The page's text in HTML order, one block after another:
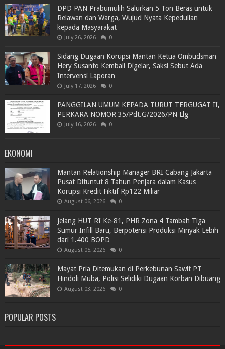
DPD PAN Prabumulih Salurkan 5 Ton Beras untuk
Relawan dan Warga, Wujud Nyata Kepedulian
kepada Masyarakat
July 26, 2026 0
Sidang Dugaan Korupsi Mantan Ketua Ombudsman
Hery Susanto Kembali Digelar, Saksi Sebut Ada
Intervensi Laporan
July 17, 2026 0
PANGGILAN UMUM KEPADA TURUT TERGUGAT II,
PERKARA NOMOR 35/Pdt.G/2026/PN Llg
July 16, 2026 0
EKONOMI
Mantan Relationship Manager BRI Cabang Jakarta
Pusat Dituntut 8 Tahun Penjara dalam Kasus
Korupsi Kredit Fiktif Rp122 Miliar
August 06, 2026 0
Jelang HUT RI Ke-81, PHR Zona 4 Tambah Tiga
Sumur Infill Baru, Berpotensi Produksi Minyak Lebih
dari 1.400 BOPD
August 05, 2026 0
Mayat Pria Ditemukan di Perkebunan Sawit PT
Hindoli Muba, Polisi Selidiki Dugaan Korban Dibuang
August 03, 2026 0
POPULAR POSTS